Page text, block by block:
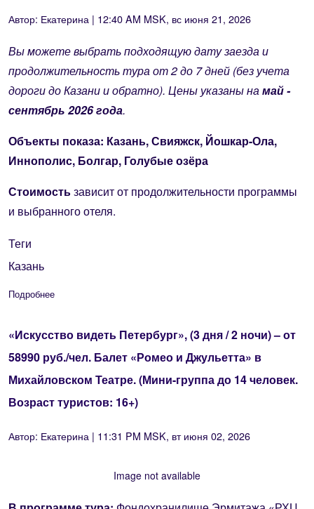
Автор: Екатерина | 12:40 AM MSK, вс июня 21, 2026
Вы можете выбрать подходящую дату заезда и
продолжительность тура от 2 до 7 дней (без учета
дороги до Казани и обратно). Цены указаны намай -
сентябрь 2026 года.
Объекты показа: Казань, Свияжск, Йошкар-Ола,
Иннополис, Болгар, Голубые озёра
Стоимостьзависит от продолжительности программы
и выбранного отеля.
Теги
Казань
Подробнее
«Искусство видеть Петербург», (3 дня / 2 ночи) – от
58990 руб./чел. Балет «Ромео и Джульетта» в
Михайловском Театре. (Мини-группа до 14 человек.
Возраст туристов: 16+)
Автор: Екатерина | 11:31 PM MSK, вт июня 02, 2026
Image not available